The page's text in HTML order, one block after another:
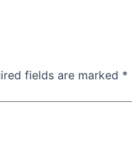
fields are marked *